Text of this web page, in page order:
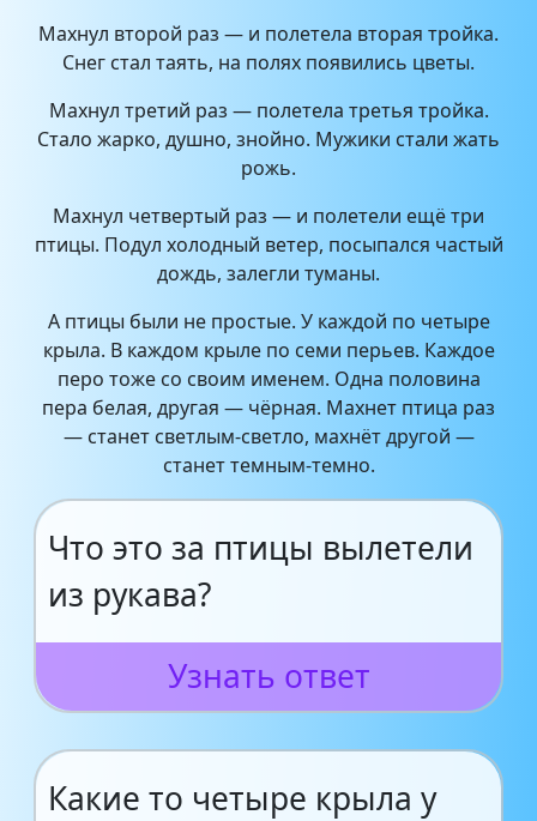
Махнул второй раз — и полетела вторая тройка.
Снег стал таять, на полях появились цветы.
Махнул третий раз — полетела третья тройка.
Стало жарко, душно, знойно. Мужики стали жать
рожь.
Махнул четвертый раз — и полетели ещё три
птицы. Подул холодный ветер, посыпался частый
дождь, залегли туманы.
А птицы были не простые. У каждой по четыре
крыла. В каждом крыле по семи перьев. Каждое
перо тоже со своим именем. Одна половина
пера белая, другая — чёрная. Махнет птица раз
— станет светлым-светло, махнёт другой —
станет темным-темно.
Что это за птицы вылетели
из рукава?
Узнать ответ
Какие то четыре крыла у